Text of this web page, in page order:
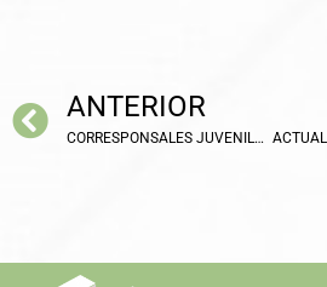
ANTERIOR
CORRESPONSALES JUVENILES PARTICIPAN EN EL CONCURSO “Y TÚ ¿QUÉ?